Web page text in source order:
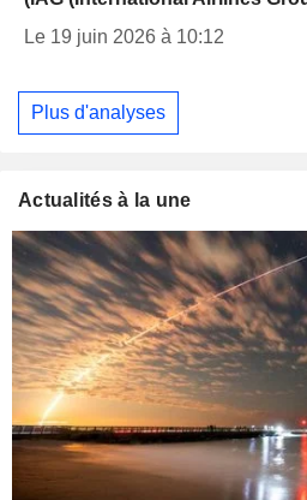
Le 19 juin 2026 à 10:12
Plus d'analyses
Actualités à la une